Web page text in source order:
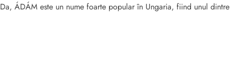
Da, ÁDÁM este un nume foarte popular în Ungaria, fiind unul dintre